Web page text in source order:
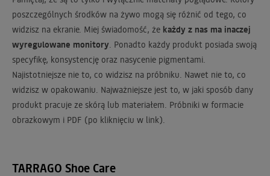
poszczególnych środków na żywo mogą się różnić od tego, co
widzisz na ekranie. Miej świadomość, że każdy z nas ma inaczej
wyregulowane monitory . Ponadto każdy produkt posiada swoją
specyfikę, konsystencję oraz nasycenie pigmentami.
Najistotniejsze nie to, co widzisz na próbniku. Nawet nie to, co
widzisz w opakowaniu. Najważniejsze jest to, w jaki sposób dany
produkt pracuje ze skórą lub materiałem. Próbniki w formacie
obrazkowym i PDF (po kliknięciu w link).
TARRAGO Shoe Care